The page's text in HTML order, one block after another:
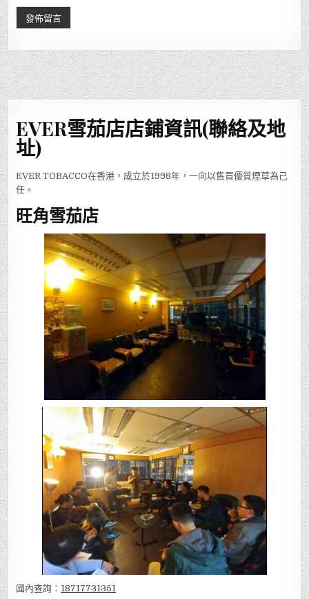
EVER雪茄店店鋪資訊(聯絡及地
址)
EVER TOBACCO在香港，成立於1998年，一向以售買優質煙草為己
任。
旺角雪茄店
國內查詢： 18717731351